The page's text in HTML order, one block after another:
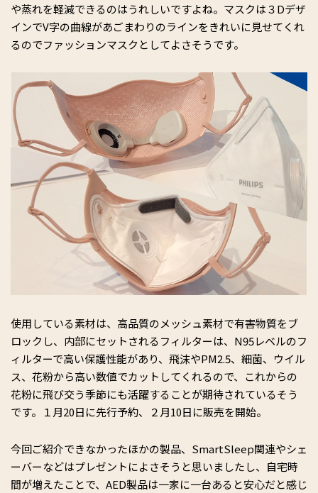
や蒸れを軽減できるのはうれしいですよね。マスクは３Dデザ
インでV字の曲線があごまわりのラインをきれいに見せてくれ
るのでファッションマスクとしてよさそうです。
使用している素材は、高品質のメッシュ素材で有害物質をブ
ロックし、内部にセットされるフィルターは、N95レベルのフ
ィルターで高い保護性能があり、飛沫やPM2.5、細菌、ウイル
ス、花粉から高い数値でカットしてくれるので、これからの
花粉に飛び交う季節にも活躍することが期待されているそう
です。１月20日に先行予約、２月10日に販売を開始。
今回ご紹介できなかったほかの製品、SmartSleep関連やシェ
ーバーなどはプレゼントによさそうと思いましたし、自宅時
間が増えたことで、AED製品は一家に一台あると安心だと感じ